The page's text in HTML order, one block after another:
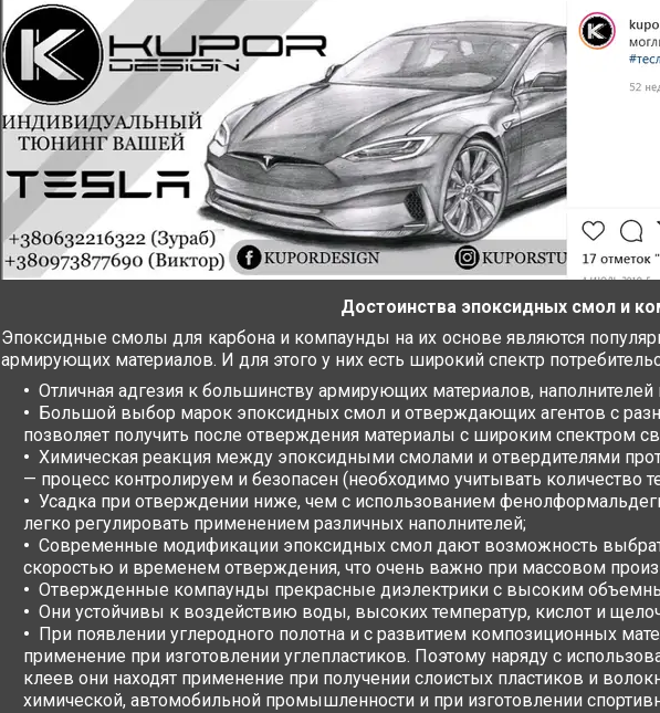
Достоинства эпоксидных смол и
Эпоксидные смолы для карбона и компаунды на их основе являются
армирующих материалов. И для этого у них есть широкий спектр
Отличная адгезия к большинству армирующих материалов,
Большой выбор марок эпоксидных смол и отверждающих агентов с
позволяет получить после отверждения материалы с широким спектром
Химическая реакция между эпоксидными смолами и отвердителями
— процесс контролируем и безопасен (необходимо учитывать количество
Усадка при отверждении ниже, чем с использованием
легко регулировать применением различных наполнителей;
Современные модификации эпоксидных смол дают возможность
скоростью и временем отверждения, что очень важно при массовом
Отвержденные компаунды прекрасные диэлектрики с высоким
Они устойчивы к воздействию воды, высоких температур, кислот и
При появлении углеродного полотна и с развитием композиционных
применение при изготовлении углепластиков. Поэтому наряду с
клеев они находят применение при получении слоистых пластиков и
химической, автомобильной промышленности и при изготовлении